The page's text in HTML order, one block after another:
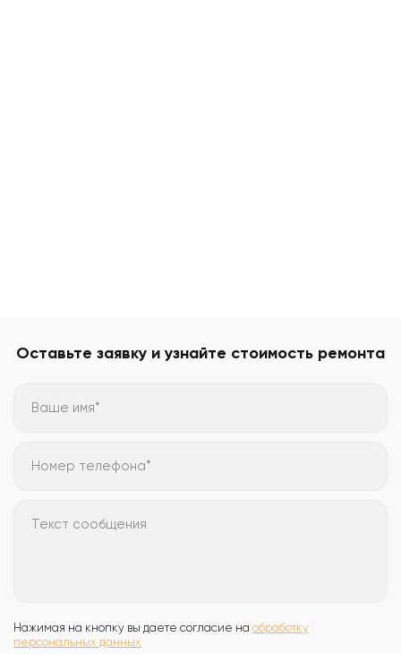
Оставьте заявку и узнайте стоимость ремонта
Ваше имя*
Номер телефона*
Текст сообщения
Нажимая на кнопку вы даете согласие на обработку
персональных данных